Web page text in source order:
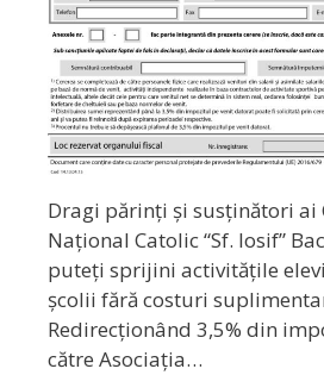
Dragi părinți și susținători ai
Național Catolic “Sf. Iosif”
puteți sprijini activitățile
școlii fără costuri
Redirecționând 3,5% din
către Asociația…